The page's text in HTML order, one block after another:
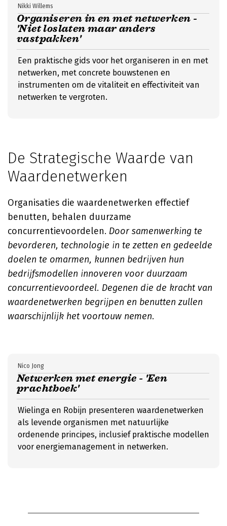
Organiseren in en met netwerken -
'Niet loslaten maar anders
vastpakken'
Nikki Willems
Een praktische gids voor het organiseren in en met
netwerken, met concrete bouwstenen en
instrumenten om de vitaliteit en effectiviteit van
netwerken te vergroten.
De Strategische Waarde van
Waardenetwerken
Organisaties die waardenetwerken effectief
benutten, behalen duurzame
concurrentievoordelen. Door samenwerking te
bevorderen, technologie in te zetten en gedeelde
doelen te omarmen, kunnen bedrijven hun
bedrijfsmodellen innoveren voor duurzaam
concurrentievoordeel. Degenen die de kracht van
waardenetwerken begrijpen en benutten zullen
waarschijnlijk het voortouw nemen.
Netwerken met energie - 'Een
prachtboek'
Nico Jong
Wielinga en Robijn presenteren waardenetwerken
als levende organismen met natuurlijke
ordenende principes, inclusief praktische modellen
voor energiemanagement in netwerken.